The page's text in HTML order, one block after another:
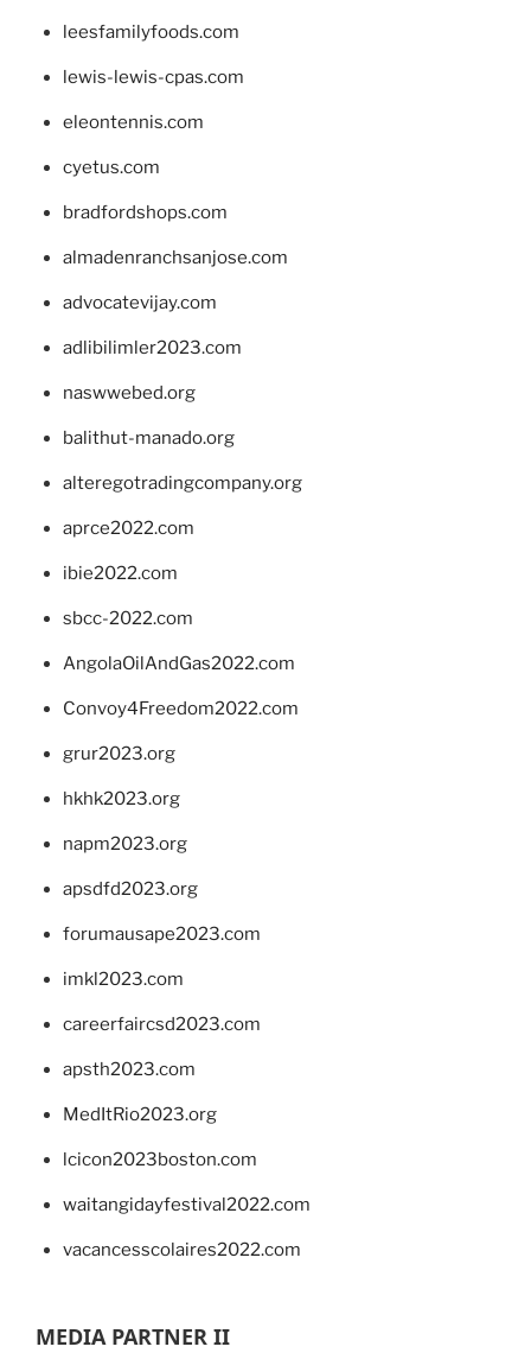
leesfamilyfoods.com
lewis-lewis-cpas.com
eleontennis.com
cyetus.com
bradfordshops.com
almadenranchsanjose.com
advocatevijay.com
adlibilimler2023.com
naswwebed.org
balithut-manado.org
alteregotradingcompany.org
aprce2022.com
ibie2022.com
sbcc-2022.com
AngolaOilAndGas2022.com
Convoy4Freedom2022.com
grur2023.org
hkhk2023.org
napm2023.org
apsdfd2023.org
forumausape2023.com
imkl2023.com
careerfaircsd2023.com
apsth2023.com
MedItRio2023.org
lcicon2023boston.com
waitangidayfestival2022.com
vacancesscolaires2022.com
MEDIA PARTNER II